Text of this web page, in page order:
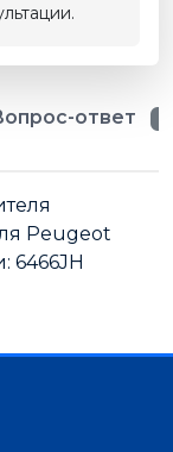
ответ
Peugeot
6466JH